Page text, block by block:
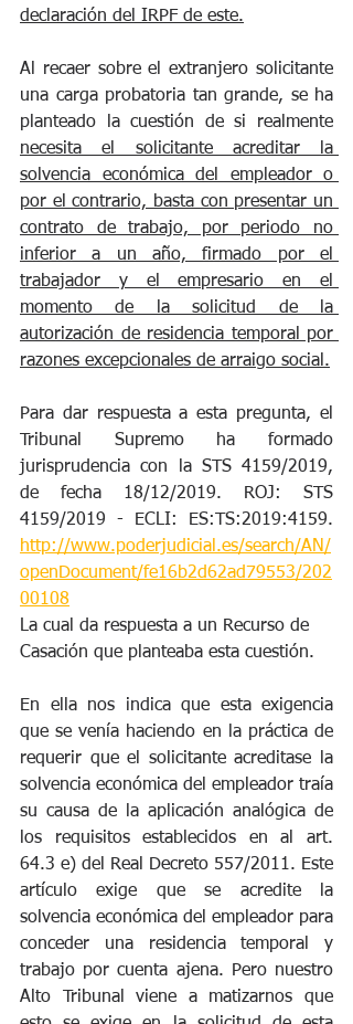
declaración del IRPF de este.
Al recaer sobre el extranjero solicitante
una carga probatoria tan grande, se ha
necesita el solicitante acreditar la
solvencia económica del empleador o
por el contrario, basta con presentar un
contrato de trabajo, por periodo no
inferior a un año, firmado por el
trabajador y el empresario en el
momento de la solicitud de la
autorización de residencia temporal por
razones excepcionales de arraigo social.
Para dar respuesta a esta pregunta, el
Tribunal Supremo ha formado
jurisprudencia con la STS 4159/2019,
de fecha 18/12/2019. ROJ: STS
http://www.poderjudicial.es/search/AN/
openDocument/fe16b2d62ad79553/202
00108
La cual da respuesta a un Recurso de
Casación que planteaba esta cuestión.
En ella nos indica que esta exigencia
que se venía haciendo en la práctica de
requerir que el solicitante acreditase la
solvencia económica del empleador traía
su causa de la aplicación analógica de
los requisitos establecidos en al art.
64.3 e) del Real Decreto 557/2011. Este
artículo exige que se acredite la
solvencia económica del empleador para
conceder una residencia temporal y
trabajo por cuenta ajena. Pero nuestro
Alto Tribunal viene a matizarnos que